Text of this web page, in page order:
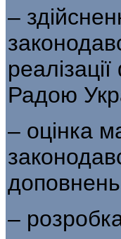
–
Радою
– оцінка
–